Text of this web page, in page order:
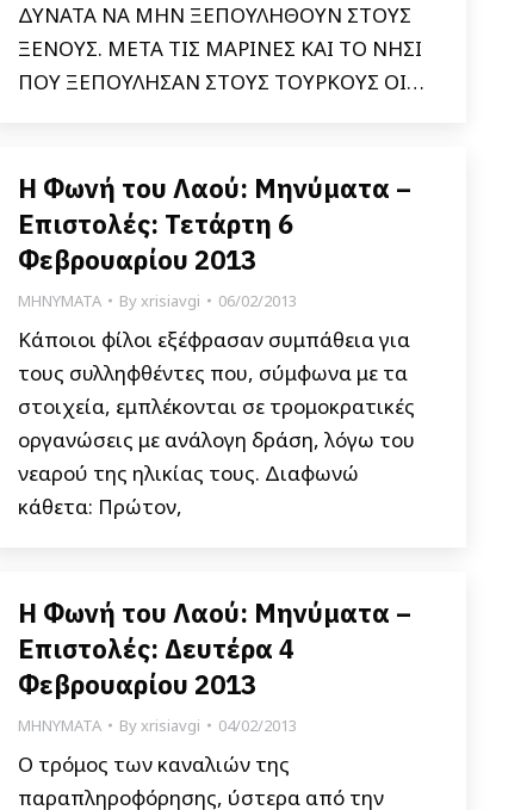
ΔΥΝΑΤΑ ΝΑ ΜΗΝ ΞΕΠΟΥΛΗΘΟΥΝ ΣΤΟΥΣ
ΞΕΝΟΥΣ. ΜΕΤΑ ΤΙΣ ΜΑΡΙΝΕΣ ΚΑΙ ΤΟ ΝΗΣΙ
ΠΟΥ ΞΕΠΟΥΛΗΣΑΝ ΣΤΟΥΣ ΤΟΥΡΚΟΥΣ ΟΙ…
Η Φωνή του Λαού: Μηνύματα –
Επιστολές: Τετάρτη 6
Φεβρουαρίου 2013
ΜΗΝΥΜΑΤΑ Byxrisiavgi 06/02/2013
Κάποιοι φίλοι εξέφρασαν συμπάθεια για
τους συλληφθέντες που, σύμφωνα με τα
στοιχεία, εμπλέκονται σε τρομοκρατικές
οργανώσεις με ανάλογη δράση, λόγω του
νεαρού της ηλικίας τους. Διαφωνώ
κάθετα: Πρώτον,
Η Φωνή του Λαού: Μηνύματα –
Επιστολές: Δευτέρα 4
Φεβρουαρίου 2013
ΜΗΝΥΜΑΤΑ Byxrisiavgi 04/02/2013
Ο τρόμος των καναλιών της
παραπληροφόρησης, ύστερα από την